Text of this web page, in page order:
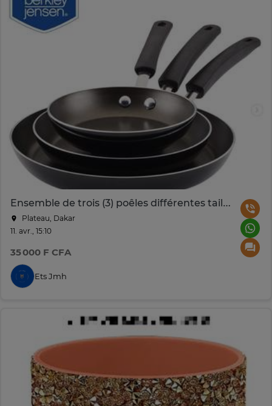
Ensemble de trois (3) poêles différentes taille en aluminium
Plateau, Dakar
11. avr., 15:10
35 000 F CFA
Ets Jmh